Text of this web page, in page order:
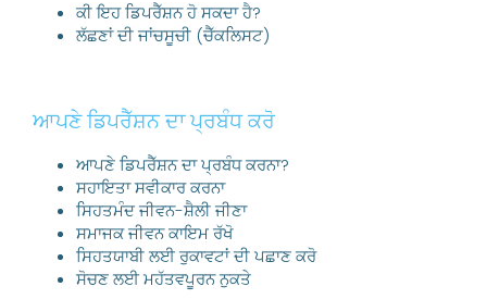
ਕੀ ਇਹ ਡਿਪਰੈੱਸ਼ਨ ਹੋ ਸਕਦਾ ਹੈ?
ਲੱਛਣਾਂ ਦੀ ਜਾਂਚਸੂਚੀ (ਚੈੱਕਲਿਸਟ)
ਆਪਣੇ ਡਿਪਰੈੱਸ਼ਨ ਦਾ ਪ੍ਰਬੰਧ ਕਰੋ
ਆਪਣੇ ਡਿਪਰੈੱਸ਼ਨ ਦਾ ਪ੍ਰਬੰਧ ਕਰਨਾ?
ਸਹਾਇਤਾ ਸਵੀਕਾਰ ਕਰਨਾ
ਸਿਹਤਮੰਦ ਜੀਵਨ-ਸ਼ੈਲੀ ਜੀਣਾ
ਸਮਾਜਕ ਜੀਵਨ ਕਾਇਮ ਰੱਖੋ
ਸਿਹਤਯਾਬੀ ਲਈ ਰੁਕਾਵਟਾਂ ਦੀ ਪਛਾਣ ਕਰੋ
ਸੋਚਣ ਲਈ ਮਹੱਤਵਪੂਰਨ ਨੁਕਤੇ